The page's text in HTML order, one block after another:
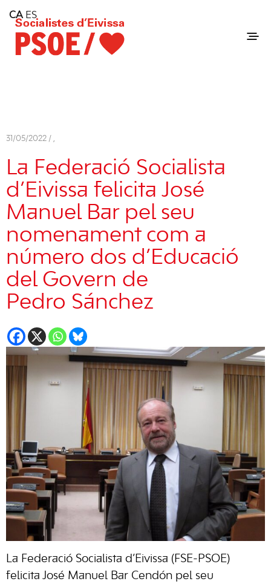
Consell Insular d'Eivissa
Services
Contact
31/05/2022 / ,
La Federació Socialista
d’Eivissa felicita José
Manuel Bar pel seu
nomenament com a
número dos d’Educació
del Govern de
Pedro Sánchez
La Federació Socialista d’Eivissa (FSE-PSOE)
felicita José Manuel Bar Cendón pel seu
CA ES